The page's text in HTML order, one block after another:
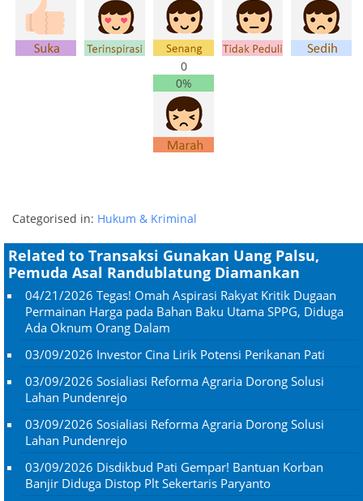
0
0%
Categorised in: Hukum & Kriminal
Related to Transaksi Gunakan Uang Palsu,
Pemuda Asal Randublatung Diamankan
04/21/2026 Tegas! Omah Aspirasi Rakyat Kritik Dugaan
Permainan Harga pada Bahan Baku Utama SPPG, Diduga
Ada Oknum Orang Dalam
03/09/2026 Investor Cina Lirik Potensi Perikanan Pati
03/09/2026 Sosialiasi Reforma Agraria Dorong Solusi
Lahan Pundenrejo
03/09/2026 Sosialiasi Reforma Agraria Dorong Solusi
Lahan Pundenrejo
03/09/2026 Disdikbud Pati Gempar! Bantuan Korban
Banjir Diduga Distop Plt Sekertaris Paryanto